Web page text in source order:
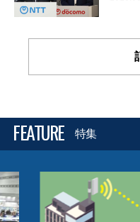
FEATURE 特集